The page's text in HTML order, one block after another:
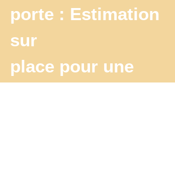
porte : Estimation
sur
place pour une